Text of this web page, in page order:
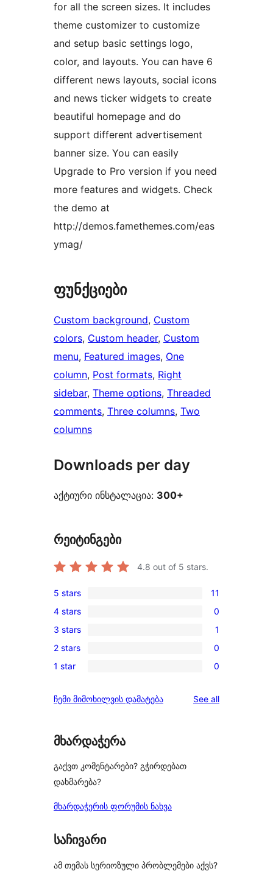
for all the screen sizes. It includes
theme customizer to customize
and setup basic settings logo,
color, and layouts. You can have 6
different news layouts, social icons
and news ticker widgets to create
beautiful homepage and do
support different advertisement
banner size. You can easily
Upgrade to Pro version if you need
more features and widgets. Check
the demo at
http://demos.famethemes.com/eas
ymag/
ფუნქციები
Custom background, Custom
colors, Custom header, Custom
menu, Featured images, One
column, Post formats, Right
sidebar, Theme options, Threaded
comments, Three columns, Two
columns
Downloads per day
აქტიური ინსტალაცია: 300+
რეიტინგები
4.8 out of 5 stars.
11
5-
star
reviews
5 stars 11
0
4-
star
reviews
4 stars 0
1
3-
star
3 stars 1
0
2-
reviews
2 stars 0
0
star
1 star 0
ჩემი მიმოხილვის დამატება See allreviews
მხარდაჭერა
გაქვთ კომენტარები? გჭირდებათ
დახმარება?
მხარდაჭერის ფორუმის ნახვა
საჩივარი
ამ თემას სერიოზული პრობლემები აქვს?